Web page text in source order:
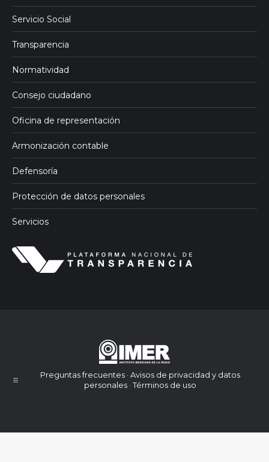
Servicio Social
Transparencia
Normatividad
Consejo ciudadano
Oficina de representación
Armonización contable
Defensoría
Protección de datos personales
Servicios
Preguntas frecuentes · Avisos de privacidad y datos
personales · Términos de uso